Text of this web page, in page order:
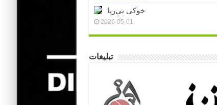
خوکی بی‌ریا
2026-05-01
تبلیغات